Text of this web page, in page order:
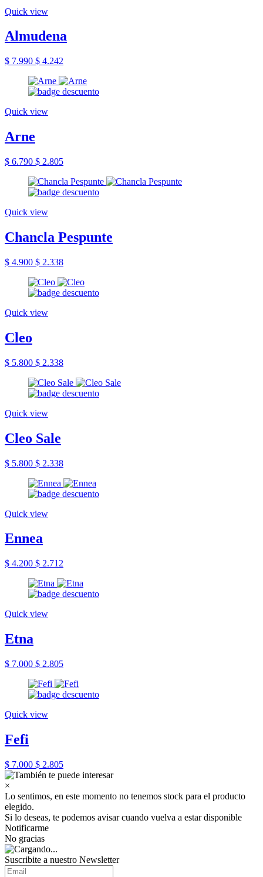
Quick view
Almudena
$ 7.990 $ 4.242
Quick view
Arne
$ 6.790 $ 2.805
Quick view
Chancla Pespunte
$ 4.900 $ 2.338
Quick view
Cleo
$ 5.800 $ 2.338
Quick view
Cleo Sale
$ 5.800 $ 2.338
Quick view
Ennea
$ 4.200 $ 2.712
Quick view
Etna
$ 7.000 $ 2.805
Quick view
Fefi
$ 7.000 $ 2.805
×
Lo sentimos, en este momento no tenemos stock para el producto
elegido.
Si lo deseas, te podemos avisar cuando vuelva a estar disponible
Notificarme
No gracias
Suscribite a nuestro Newsletter